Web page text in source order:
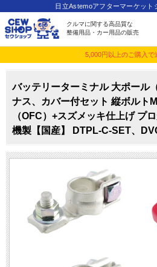
日立Astemoアフターマーケット
クルマに関する高品質な
整備用品・カー用品の販売
5,000円以上のご購入で
バッテリーターミナル 大ポール
ナス、カバー付セット 縦ボルト
（OFC）+スズメッキ仕上げ プ
機製【国産】 DTPL-C-SET、